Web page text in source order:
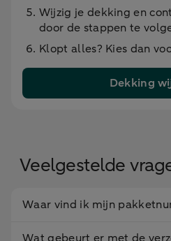
Wijzig je dekking en
door de stappen te
Klopt alles? Kies dan
Dekking
Veelgestelde
Waar vind ik mijn